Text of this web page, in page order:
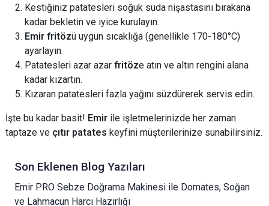
Kestiğiniz patatesleri soğuk suda nişastasını bırakana
kadar bekletin ve iyice kurulayın.
Emir fritözü uygun sıcaklığa (genellikle 170-180°C)
ayarlayın.
Patatesleri azar azar fritöze atın ve altın rengini alana
kadar kızartın.
Kızaran patatesleri fazla yağını süzdürerek servis edin.
İşte bu kadar basit! Emir ile işletmelerinizde her zaman
taptaze ve çıtır patates keyfini müşterilerinize sunabilirsiniz.
Son Eklenen Blog Yazıları
Emir PRO Sebze Doğrama Makinesi ile Domates, Soğan
ve Lahmacun Harcı Hazırlığı